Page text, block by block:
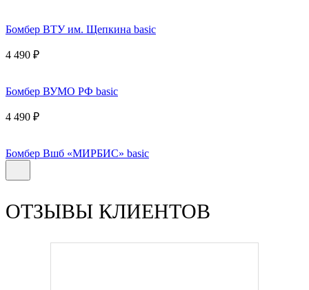
Бомбер ВТУ им. Щепкина basic
4 490 ₽
Бомбер ВУМО РФ basic
4 490 ₽
Бомбер Вшб «МИРБИС» basic
ОТЗЫВЫ КЛИЕНТОВ